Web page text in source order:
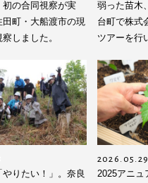
初の合同視察が実
町・大船渡市の現
しました。
弱った苗木
台町で株式
ツアーを行
りたい！」。奈良
2026.05.29
2025アニュ